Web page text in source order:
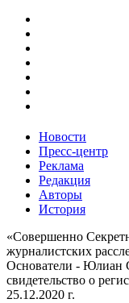
Новости
Пресс-центр
Реклама
Редакция
Авторы
История
«Совершенно
журналистских
Основатели - Юлиан
свидетельство о
25.12.2020 г.